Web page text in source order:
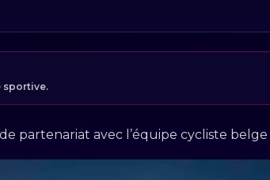
sportive.
partenariat avec l’équipe cycliste belge